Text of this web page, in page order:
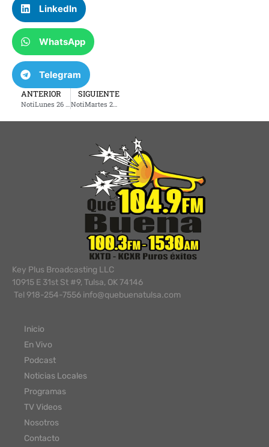
LinkedIn
WhatsApp
Telegram
ANTERIOR
NotiLunes 26 de agosto 2024
SIGUIENTE
NotiMartes 27 de agosto 2024
Key Plus Broadcasting LLC
10915 E 31st St #9, Tulsa, OK 74146
Tel 918-254-7556 info@quebuenatulsa.com
Inicio
En Vivo
Podcast
Noticias Locales
Programas
TV Videos
Nosotros
Contacto